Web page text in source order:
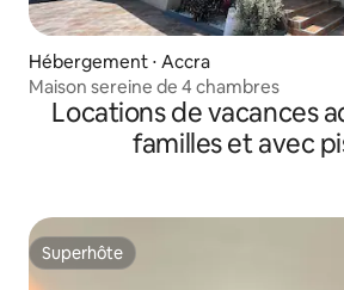
Hébergement ⋅ Accra
Maison sereine de 4 chambres
Locations de vacances
familles et avec
Superhôte
Superhôte